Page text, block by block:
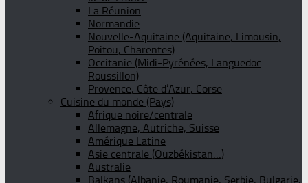
La Réunion
Normandie
Nouvelle-Aquitaine (Aquitaine, Limousin,
Poitou, Charentes)
Occitanie (Midi-Pyrénées, Languedoc
Roussillon)
Provence, Côte d’Azur, Corse
Cuisine du monde (Pays)
Afrique noire/centrale
Allemagne, Autriche, Suisse
Amérique Latine
Asie centrale (Ouzbékistan…)
Australie
Balkans (Albanie, Roumanie, Serbie, Bulgarie,